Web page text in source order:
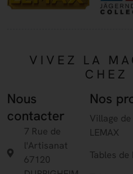
VIVEZ LA
CHEZ
Nous
contacter
7 Rue de
l'Artisanat
67120
Nos
Village
LEMAX
Tables de